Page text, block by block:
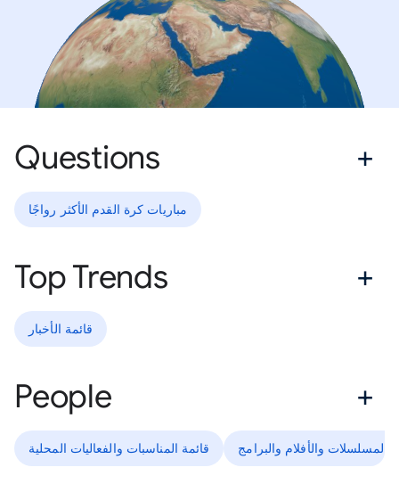
Questions
مباريات كرة القدم الأكثر رواجًا
Top Trends
قائمة الأخبار
People
قائمة المناسبات والفعاليات المحلية المسلسلات والأفلام والبرامج